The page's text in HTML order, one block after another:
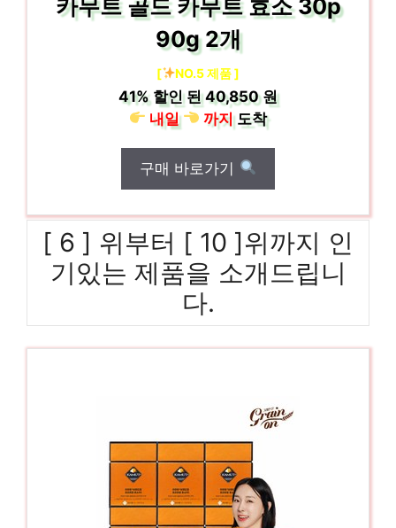
카무트 골드 카무트 효소 30p
90g 2개
[ NO.5 제품 ]
41% 할인 된40,850 원
내일
까지도착
구매 바로가기
[ 6 ] 위부터 [ 10 ]위까지 인
기있는 제품을 소개드립니
다.